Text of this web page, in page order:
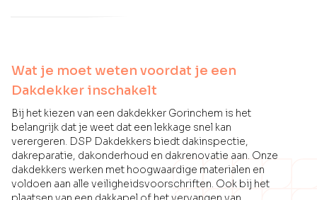
Wat je moet weten voordat je een
Dakdekker inschakelt
Bij het kiezen van een dakdekker Gorinchem is het
belangrijk dat je weet dat een lekkage snel kan
verergeren. DSP Dakdekkers biedt dakinspectie,
dakreparatie, dakonderhoud en dakrenovatie aan. Onze
dakdekkers werken met hoogwaardige materialen en
voldoen aan alle veiligheidsvoorschriften. Ook bij het